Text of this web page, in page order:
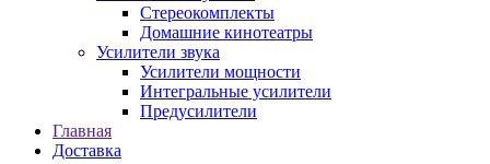
Стереокомплекты
Домашние кинотеатры
Усилители звука
Усилители мощности
Интегральные усилители
Предусилители
Главная
Доставка